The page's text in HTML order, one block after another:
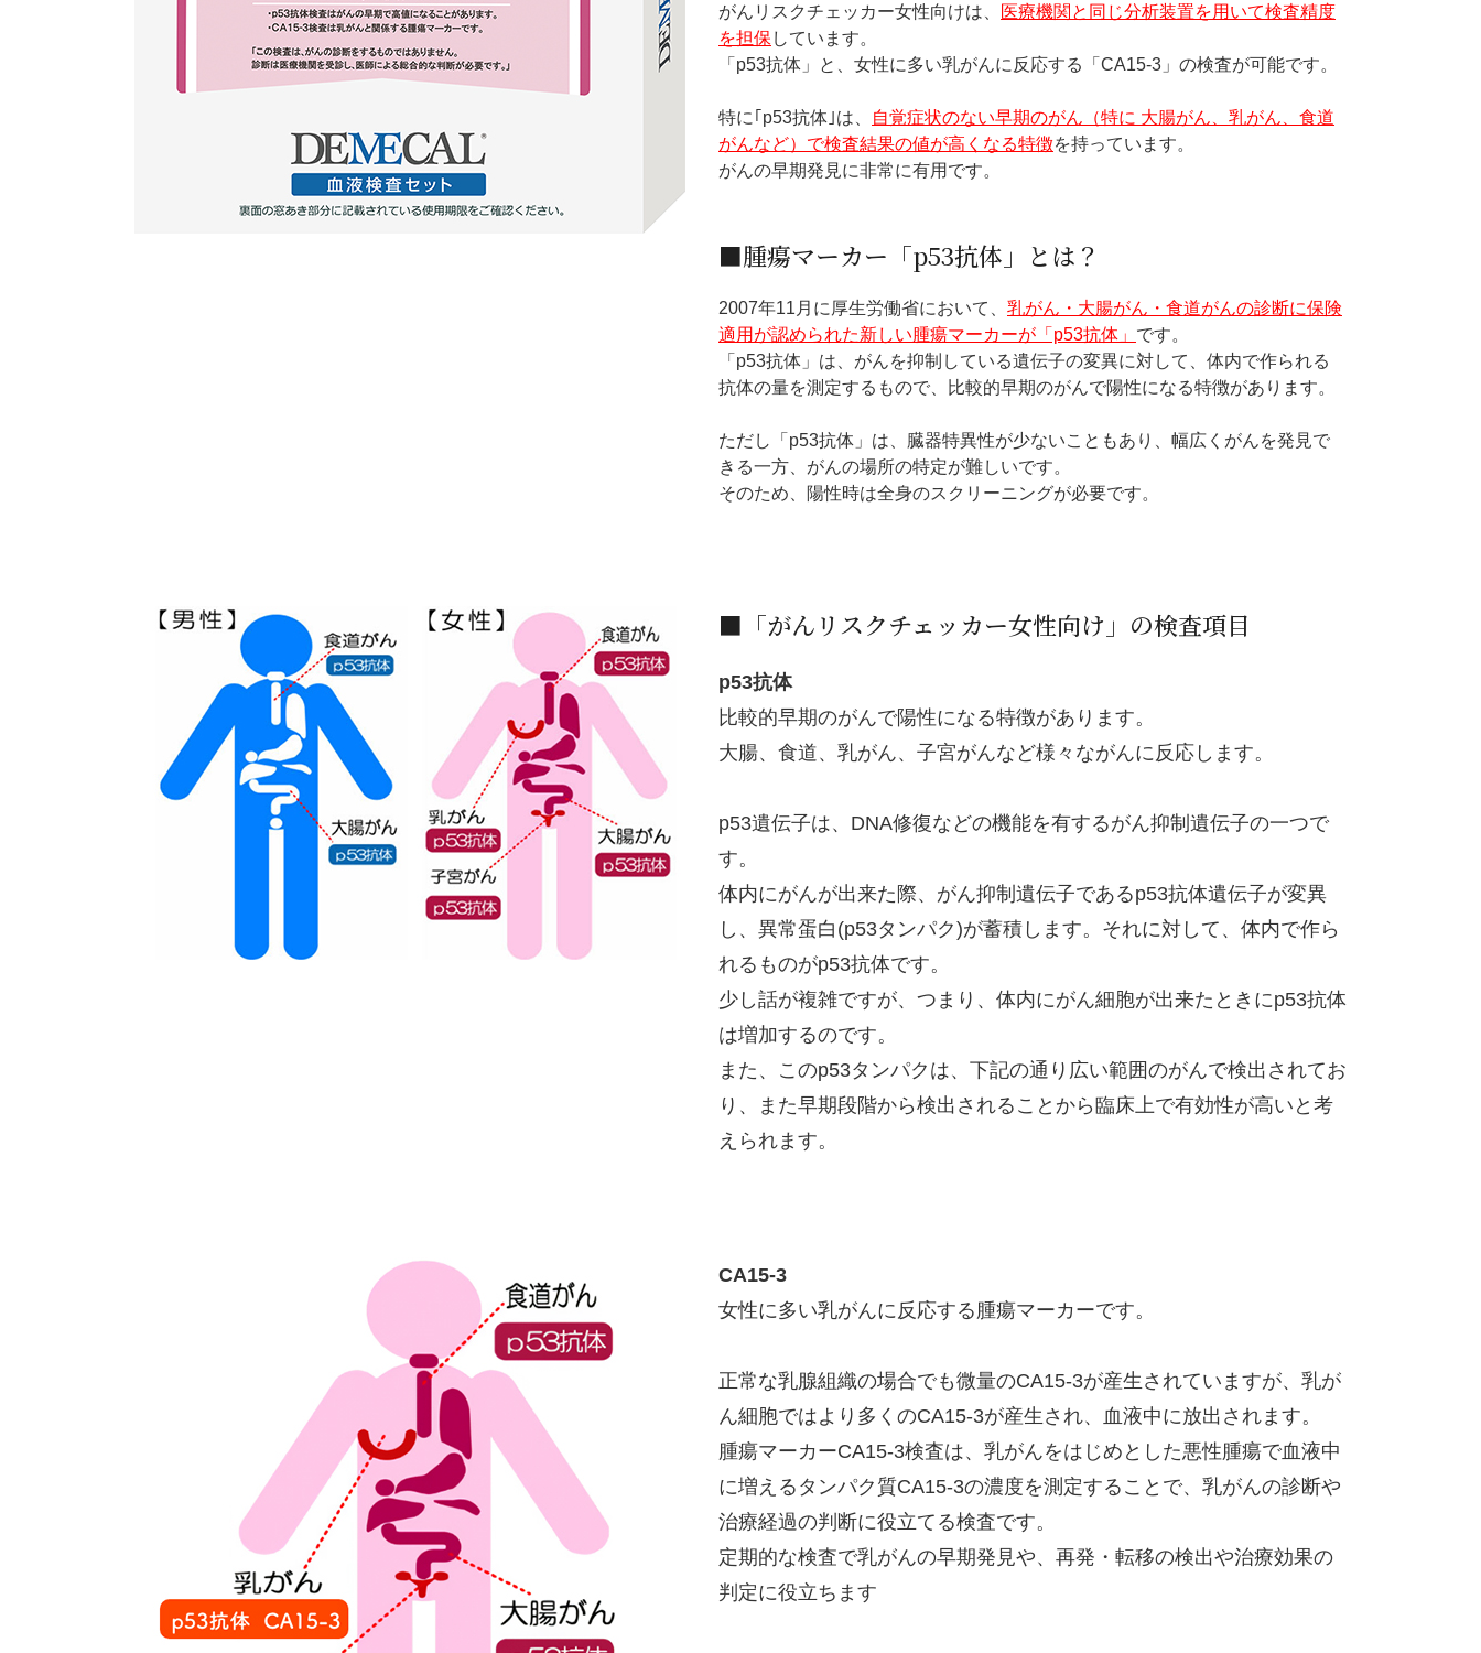
がんリスクチェッカー女性向けは、
医療機関と同じ分析装置を用いて検査精度
を担保 しています。
「p53抗体」と、女性に多い乳がんに反応する「CA15-3」の検査が可能です。
特に｢p53抗体｣は、
自覚症状のない早期のがん（特に 大腸がん、乳がん、食道
がんなど）で検査結果の値が高くなる特徴を持っています。
がんの早期発見に非常に有用です。
■腫瘍マーカー「p53抗体」とは？
2007年11月に厚生労働省において、 乳がん・大腸がん・食道がんの診断に保険
適用が認められた新しい腫瘍マーカーが「p53抗体」 です。
「p53抗体」は、がんを抑制している遺伝子の変異に対して、体内で作られる
抗体の量を測定するもので、比較的早期のがんで陽性になる特徴があります。
ただし「p53抗体」は、臓器特異性が少ないこともあり、幅広くがんを発見で
きる一方、がんの場所の特定が難しいです。
そのため、陽性時は全身のスクリーニングが必要です。
■「がんリスクチェッカー女性向け」の検査項目
p53抗体
比較的早期のがんで陽性になる特徴があります。
大腸、食道、乳がん、子宮がんなど様々ながんに反応します。
p53遺伝子は、DNA修復などの機能を有するがん抑制遺伝子の一つで
す。
体内にがんが出来た際、がん抑制遺伝子であるp53抗体遺伝子が変異
し、異常蛋白(p53タンパク)が蓄積します。それに対して、体内で作ら
れるものがp53抗体です。
少し話が複雑ですが、つまり、体内にがん細胞が出来たときにp53抗体
は増加するのです。
また、このp53タンパクは、下記の通り広い範囲のがんで検出されてお
り、また早期段階から検出されることから臨床上で有効性が高いと考
えられます。
CA15-3
女性に多い乳がんに反応する腫瘍マーカーです。
正常な乳腺組織の場合でも微量のCA15-3が産生されていますが、乳が
ん細胞ではより多くのCA15-3が産生され、血液中に放出されます。
腫瘍マーカーCA15-3検査は、乳がんをはじめとした悪性腫瘍で血液中
に増えるタンパク質CA15-3の濃度を測定することで、乳がんの診断や
治療経過の判断に役立てる検査です。
定期的な検査で乳がんの早期発見や、再発・転移の検出や治療効果の
判定に役立ちます